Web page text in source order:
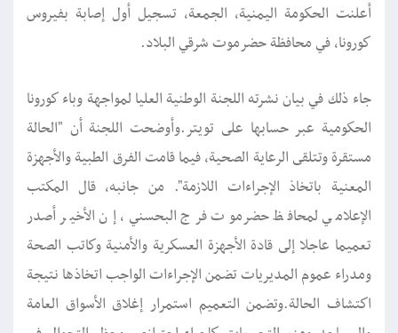
أعلنت الحكومة اليمنية، الجمعة، تسجيل أول إصابة بفيروس
كورونا، في محافظة حضرموت شرقي البلاد.
جاء ذلك في بيان نشرته اللجنة الوطنية العليا لمواجهة وباء كورونا
الحكومية عبر حسابها على تويتر.وأوضحت اللجنة أن "الحالة
مستقرة وتتلقى الرعاية الصحية، فيما قامت الفرق الطبية والأجهزة
المعنية باتخاذ الإجراءات اللازمة". من جانبه، قال المكتب
الإعلامي لمحافظ حضرموت فرج البحسني، إن الأخير أصدر
تعميما عاجلا إلى قادة الأجهزة العسكرية والأمنية وكاتب الصحة
ومدراء عموم المديريات تضمن الإجراءات الواجب اتخاذها نتيجة
اكتشاف الحالة.وتضمن التعميم استمرار إغلاق الأسواق العامة